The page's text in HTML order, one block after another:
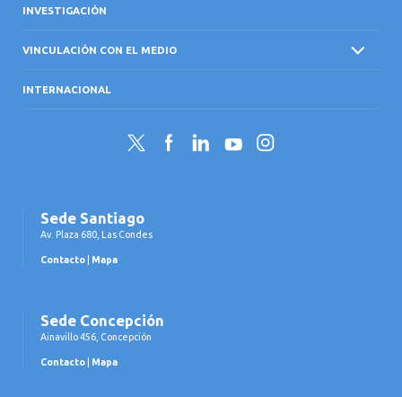
INVESTIGACIÓN
VINCULACIÓN CON EL MEDIO
INTERNACIONAL
Twitter FacebookLinkedInYouTubeInstagram
Sede Santiago
Av. Plaza 680, Las Condes
Contacto Mapa
Sede Concepción
Ainavillo 456, Concepción
Contacto Mapa